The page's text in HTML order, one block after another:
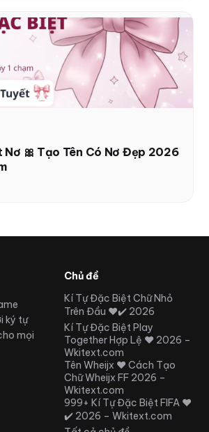
Nơ 🎀 Tạo Tên Có Nơ Đẹp 2026
ký tự
mọi
Chủ đề
Kí Tự Đặc Biệt Chữ Nhỏ
Trên Đầu ❤️✔️ 2026
Kí Tự Đặc Biệt Play
Together Hợp Lệ ❤️ 2026 –
Wkitext.com
Tên Wheijx ❤️ Cách Tạo
Chữ Wheijx FF 2026 –
Wkitext.com
999+ Kí Tự Đặc Biệt FIFA ❤️
✔️ 2026 – Wkitext.com